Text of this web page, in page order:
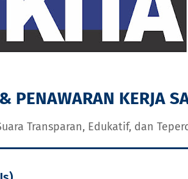
PENAWARAN KERJA
Transparan, Edukatif, dan